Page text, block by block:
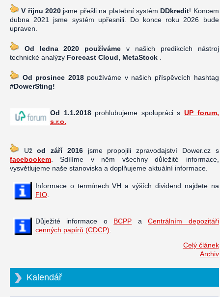
V říjnu 2020 jsme přešli na platební systém DDkredit! Koncem
dubna 2021 jsme systém upřesnili. Do konce roku 2026 bude
upraven.
Od ledna 2020 používáme v našich predikcích nástroj
technické analýzy Forecast Cloud, MetaStock
Od prosince 2018používáme v našich příspěvcích hashtag
#DowerSting!
Od 1.1.2018prohlubujeme spolupráci sUP forum,
s.r.o.
Užod září 2016jsme propojili zpravodajství Dower.cz s
facebookem . Sdílíme v něm všechny důležité informace,
vysvětlujeme naše stanoviska a doplňujeme aktuální informace.
Informace o termínech VH a výších dividend najdete na
FIO
Důježité informace o BCPP aCentrálním depozitáři
cenných papírů (CDCP)
Celý článek
Archiv
Kalendář